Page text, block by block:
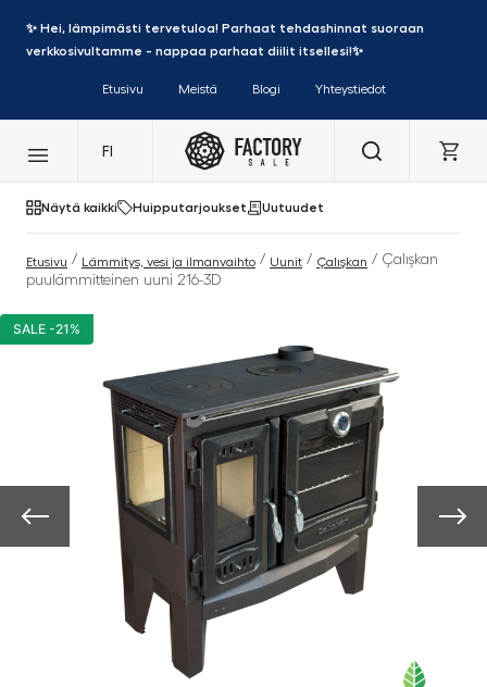
✨ Hei, lämpimästi tervetuloa! Parhaat tehdashinnat suoraan
verkkosivultamme - nappaa parhaat diilit itsellesi!✨
Etusivu Meistä Blogi Yhteystiedot
FI
Näytä kaikki Huipputarjoukset Uutuudet
Etusivu / Lämmitys, vesi ja ilmanvaihto / Uunit / Çalışkan / Çalışkan
puulämmitteinen uuni 216-3D
SALE -21%